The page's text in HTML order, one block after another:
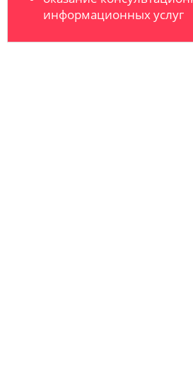
информационных услуг